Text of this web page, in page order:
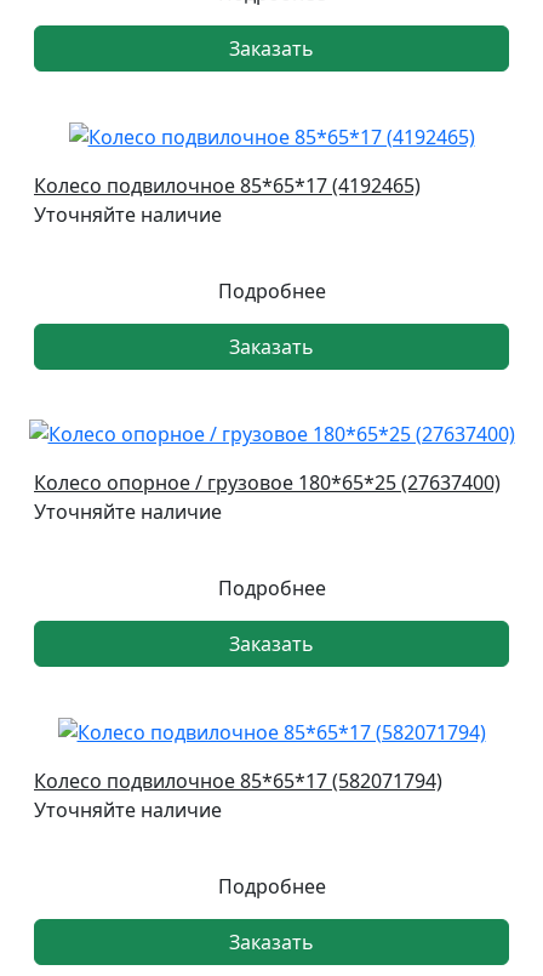
Заказать
Колесо подвилочное 85*65*17 (4192465)
Уточняйте наличие
Подробнее
Заказать
Колесо опорное / грузовое 180*65*25 (27637400)
Уточняйте наличие
Подробнее
Заказать
Колесо подвилочное 85*65*17 (582071794)
Уточняйте наличие
Подробнее
Заказать